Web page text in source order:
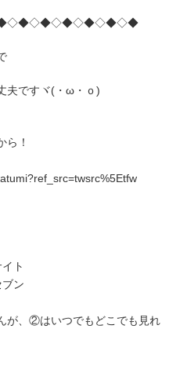
夫ですヾ(・ω・ｏ)
ら！
ト
ン
が、②はいつでもどこでも見れ